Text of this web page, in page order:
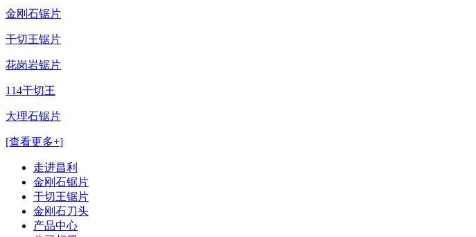
金刚石锯片
干切王锯片
花岗岩锯片
114干切王
大理石锯片
[查看更多+]
走进昌利
金刚石锯片
干切王锯片
金刚石刀头
产品中心